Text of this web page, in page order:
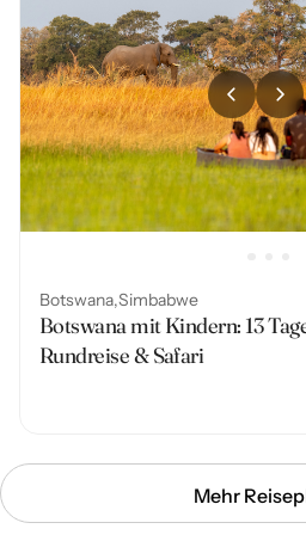
Botswana Simbabwe
Botswana mit Kindern: 13
Rundreise & Safari
Mehr